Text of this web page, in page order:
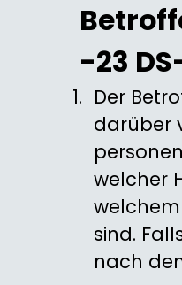
-23
Der
darüber
welcher
sind.
nach